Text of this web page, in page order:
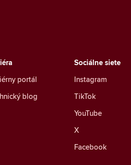
Sociálne siete
Instagram
TikTok
YouTube
X
Facebook
portál
blog